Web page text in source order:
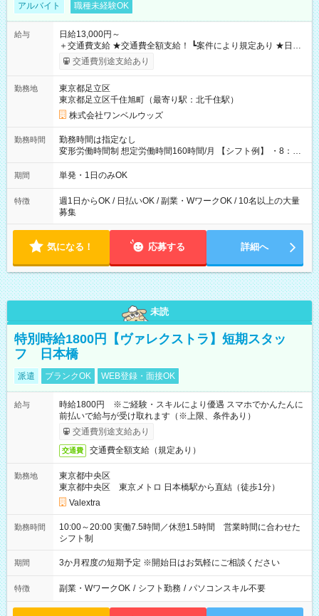
アルバイト 職種未経験OK
給与
日給13,000円～
＋交通費支給 ★交通費全額支給！ ┗案件により規定あり ★日払
いOK！（規定あり） ┗働いたその日に現金GET♪ お仕事後はコ
ンビニATMから 日払い分を引き落とせます！ 【試用期間】試
交通費別途支給あり
勤務地
東京都足立区
東京都足立区千住旭町（最寄り駅：北千住駅）
株式会社ワンベルウッズ
勤務時間
勤務時間は指定なし
変形労働時間制 想定労働時間160時間/月 【シフト例】 ・8：00
～21：00
期間 単発・1日のみOK
特徴
週1日からOK / 日払いOK / 副業・WワークOK / 10名以上の大量
募集
気になる！ 応募する 詳細へ
未読
特別時給1800円【ヴァレクストラ】短期スタッ
フ 日本橋
派遣 ブランクOK WEB登録・面接OK
給与
時給1800円 ※ご経験・スキルにより優遇 スマホでかんたんに
前払いで給与が受け取れます（※上限、条件あり）
交通費別途支給あり
交通費 交通費全額支給（規定あり）
勤務地
東京都中央区
東京都中央区 東京メトロ 日本橋駅から直結（徒歩1分）
Valextra
勤務時間
10:00～20:00 実働7.5時間／休憩1.5時間 営業時間に合わせた
シフト制
期間 3か月程度の短期予定 ※開始日はお気軽にご相談ください
特徴 副業・WワークOK / シフト勤務 / パソコンスキル不要